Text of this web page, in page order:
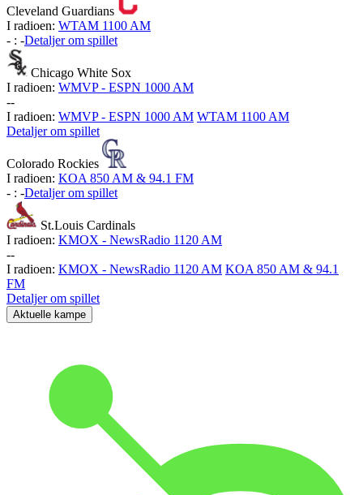
Cleveland Guardians
I radioen: WTAM 1100 AM
- : -Detaljer om spillet
Chicago White Sox
I radioen: WMVP - ESPN 1000 AM
--
I radioen: WMVP - ESPN 1000 AM WTAM 1100 AM
Detaljer om spillet
Colorado Rockies
I radioen: KOA 850 AM & 94.1 FM
- : -Detaljer om spillet
St.Louis Cardinals
I radioen: KMOX - NewsRadio 1120 AM
--
I radioen: KMOX - NewsRadio 1120 AM KOA 850 AM & 94.1
FM
Detaljer om spillet
Aktuelle kampe